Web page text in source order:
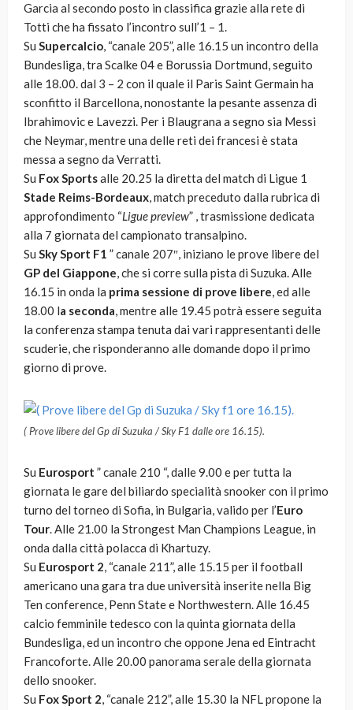
Garcia al secondo posto in classifica grazie alla rete di
Totti che ha fissato l’incontro sull’1 – 1.
Su Supercalcio, “canale 205”, alle 16.15 un incontro della
Bundesliga, tra Scalke 04 e Borussia Dortmund, seguito
alle 18.00. dal 3 – 2 con il quale il Paris Saint Germain ha
sconfitto il Barcellona, nonostante la pesante assenza di
Ibrahimovic e Lavezzi. Per i Blaugrana a segno sia Messi
che Neymar, mentre una delle reti dei francesi è stata
messa a segno da Verratti.
Su Fox Sportsalle 20.25 la diretta del match di Ligue 1
Stade Reims-Bordeaux, match preceduto dalla rubrica di
approfondimento “Ligue preview” , trasmissione dedicata
alla 7 giornata del campionato transalpino.
Su Sky Sport F1 ” canale 207″, iniziano le prove libere del
GP del Giappone, che si corre sulla pista di Suzuka. Alle
16.15 in onda la prima sessione di prove libere, ed alle
18.00 la seconda, mentre alle 19.45 potrà essere seguita
la conferenza stampa tenuta dai vari rappresentanti delle
scuderie, che risponderanno alle domande dopo il primo
giorno di prove.
( Prove libere del Gp di Suzuka / Sky F1 dalle ore 16.15).
Su Eurosport ” canale 210 “, dalle 9.00 e per tutta la
giornata le gare del biliardo specialità snooker con il primo
turno del torneo di Sofia, in Bulgaria, valido per l’Euro
Tour. Alle 21.00 la Strongest Man Champions League, in
onda dalla città polacca di Khartuzy.
Su Eurosport 2, “canale 211”, alle 15.15 per il football
americano una gara tra due università inserite nella Big
Ten conference, Penn State e Northwestern. Alle 16.45
calcio femminile tedesco con la quinta giornata della
Bundesliga, ed un incontro che oppone Jena ed Eintracht
Francoforte. Alle 20.00 panorama serale della giornata
dello snooker.
Su Fox Sport 2, “canale 212”, alle 15.30 la NFL propone la